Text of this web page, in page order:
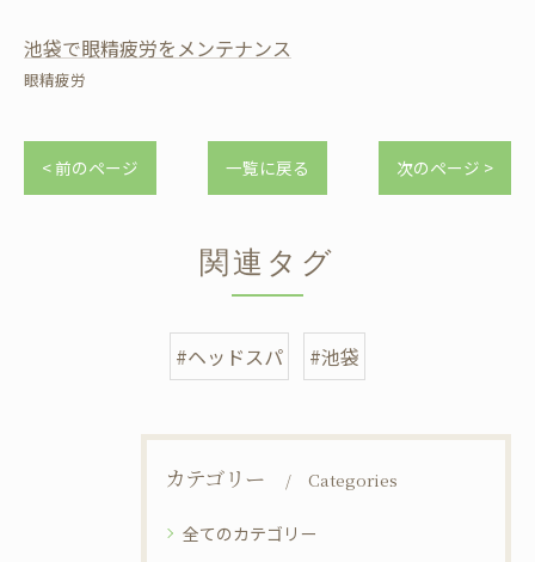
池袋で眼精疲労をメンテナンス
眼精疲労
< 前のページ 一覧に戻る 次のページ >
関連タグ
#ヘッドスパ #池袋
カテゴリー Categories
全てのカテゴリー